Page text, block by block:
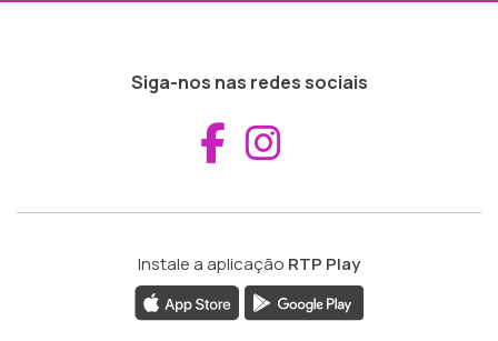
Siga-nos nas redes sociais
Aceder ao
Instale a aplicação RTP Play